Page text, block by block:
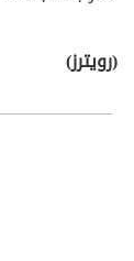
(رويترز)